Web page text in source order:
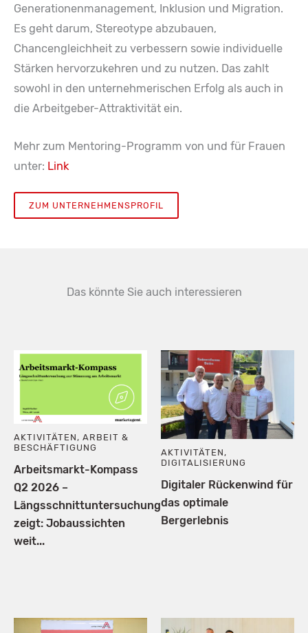
Generationenmanagement, Inklusion und Migration.
Es geht darum, Stereotype abzubauen,
Chancengleichheit zu verbessern sowie individuelle
Stärken hervorzukehren und zu nutzen. Das zahlt
sowohl in den unternehmerischen Erfolg als auch in
die Arbeitgeber-Attraktivität ein.
Mehr zum Mentoring-Programm von und für Frauen
unter: Link
ZUM UNTERNEHMENSPROFIL
Das könnte Sie auch interessieren
AKTIVITÄTEN,ARBEIT &
BESCHÄFTIGUNG
Arbeitsmarkt-Kompass
Q2 2026 –
Längsschnittuntersuchung
zeigt: Jobaussichten
weit...
AKTIVITÄTEN ,
DIGITALISIERUNG
Digitaler Rückenwind für
das optimale
Bergerlebnis